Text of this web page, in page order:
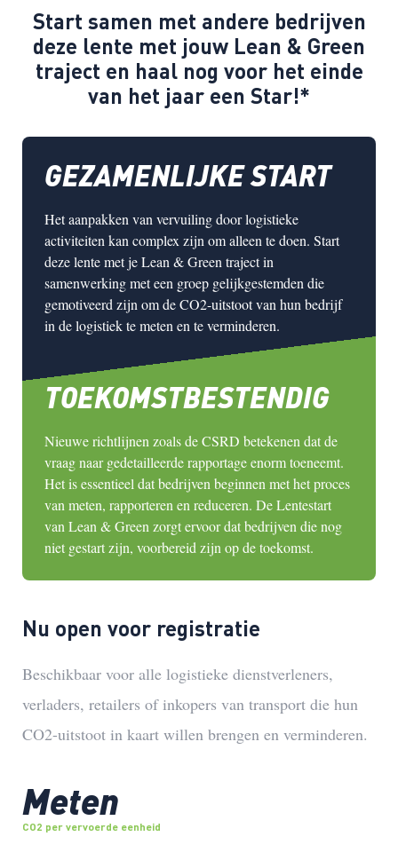
Start samen met andere bedrijven
deze lente met jouw Lean & Green
traject en haal nog voor het einde
van het jaar een Star!*
GEZAMENLIJKE START
Het aanpakken van vervuiling door logistieke
activiteiten kan complex zijn om alleen te doen. Start
deze lente met je Lean & Green traject in
samenwerking met een groep gelijkgestemden die
gemotiveerd zijn om de CO2-uitstoot van hun bedrijf
in de logistiek te meten en te verminderen.
TOEKOMSTBESTENDIG
Nieuwe richtlijnen zoals de CSRD betekenen dat de
vraag naar gedetailleerde rapportage enorm toeneemt.
Het is essentieel dat bedrijven beginnen met het proces
van meten, rapporteren en reduceren. De Lentestart
van Lean & Green zorgt ervoor dat bedrijven die nog
niet gestart zijn, voorbereid zijn op de toekomst.
Nu open voor registratie
Beschikbaar voor alle logistieke dienstverleners,
verladers, retailers of inkopers van transport die hun
CO2-uitstoot in kaart willen brengen en verminderen.
Meten
CO2 per vervoerde eenheid